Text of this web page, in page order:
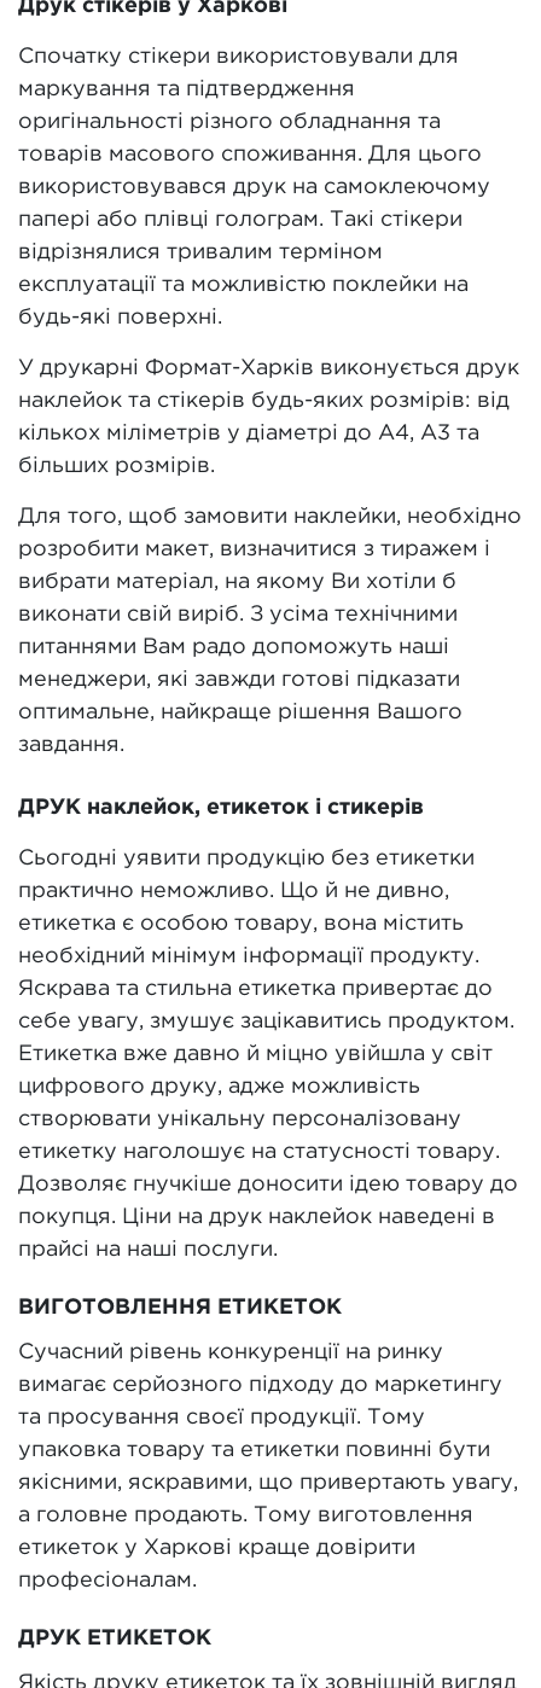
Друк стікерів у Харкові
Спочатку стікери використовували для
маркування та підтвердження
оригінальності різного обладнання та
товарів масового споживання. Для цього
використовувався друк на самоклеючому
папері або плівці голограм. Такі стікери
відрізнялися тривалим терміном
експлуатації та можливістю поклейки на
будь-які поверхні.
У друкарні Формат-Харків виконується друк
наклейок та стікерів будь-яких розмірів: від
кількох міліметрів у діаметрі до А4, А3 та
більших розмірів.
Для того, щоб замовити наклейки, необхідно
розробити макет, визначитися з тиражем і
вибрати матеріал, на якому Ви хотіли б
виконати свій виріб. З усіма технічними
питаннями Вам радо допоможуть наші
менеджери, які завжди готові підказати
оптимальне, найкраще рішення Вашого
завдання.
ДРУК наклейок, етикеток і стикерів
Сьогодні уявити продукцію без етикетки
практично неможливо. Що й не дивно,
етикетка є особою товару, вона містить
необхідний мінімум інформації продукту.
Яскрава та стильна етикетка привертає до
себе увагу, змушує зацікавитись продуктом.
Етикетка вже давно й міцно увійшла у світ
цифрового друку, адже можливість
створювати унікальну персоналізовану
етикетку наголошує на статусності товару.
Дозволяє гнучкіше доносити ідею товару до
покупця. Ціни на друк наклейок наведені в
прайсі на наші послуги.
ВИГОТОВЛЕННЯ ЕТИКЕТОК
Сучасний рівень конкуренції на ринку
вимагає серйозного підходу до маркетингу
та просування своєї продукції. Тому
упаковка товару та етикетки повинні бути
якісними, яскравими, що привертають увагу,
а головне продають. Тому виготовлення
етикеток у Харкові краще довірити
професіоналам.
ДРУК ЕТИКЕТОК
Якість друку етикеток та їх зовнішній вигляд